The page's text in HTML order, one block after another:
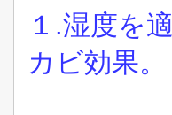
１.湿度を
カビ効果。